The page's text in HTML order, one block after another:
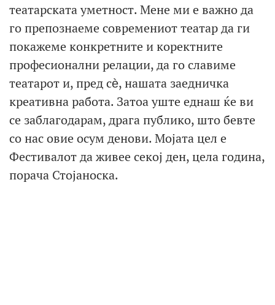
театарската уметност. Мене ми е важно да
го препознаеме современиот театар да ги
покажеме конкретните и коректните
професионални релации, да го славиме
театарот и, пред сѐ, нашата заедничка
креативна работа. Затоа уште еднаш ќе ви
се заблагодарам, драга публико, што бевте
со нас овие осум денови. Мојата цел е
Фестивалот да живее секој ден, цела година,
порача Стојаноска.